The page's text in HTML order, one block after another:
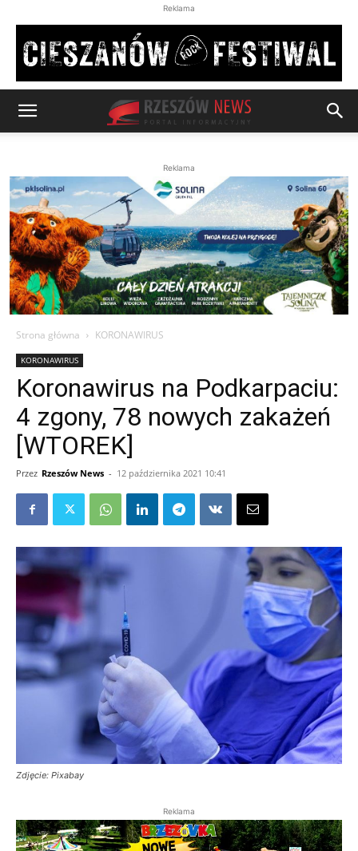
Reklama
Reklama
Strona główna KORONAWIRUS
KORONAWIRUS
Koronawirus na Podkarpaciu:
4 zgony, 78 nowych zakażeń
[WTOREK]
Przez Rzeszów News - 12 października 2021 10:41
Zdjęcie: Pixabay
Reklama